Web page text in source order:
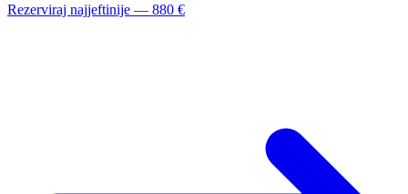
Rezerviraj najjeftinije — 880 €